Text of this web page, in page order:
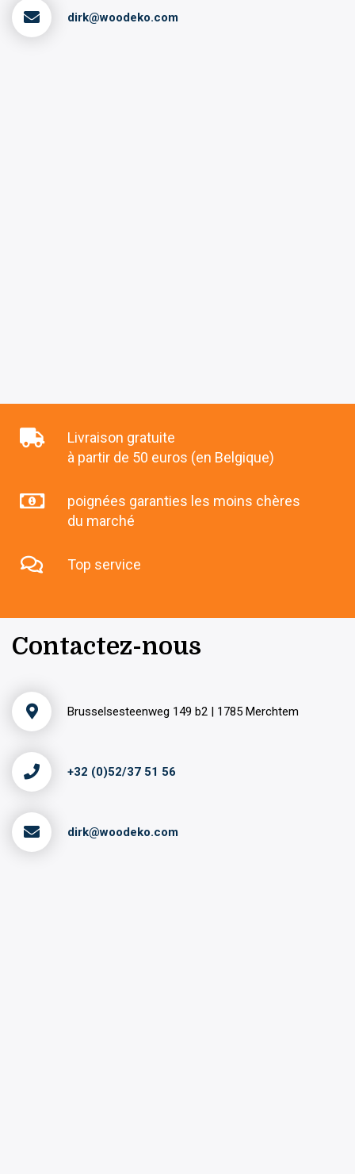
dirk@woodeko.com
Livraison gratuite
à partir de 50 euros (en Belgique)
poignées garanties les moins chères
du marché
Top service
Contactez-nous
Brusselsesteenweg 149 b2 | 1785 Merchtem
+32 (0)52/37 51 56
dirk@woodeko.com